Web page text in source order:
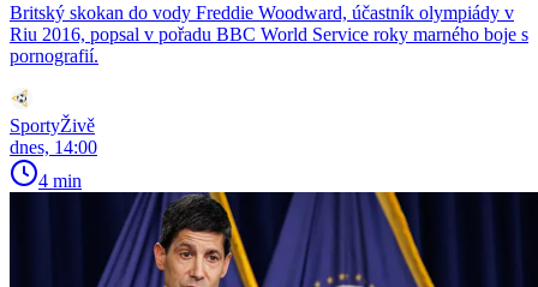
Britský skokan do vody Freddie Woodward, účastník olympiády v
Riu 2016, popsal v pořadu BBC World Service roky marného boje s
pornografií.
SportyŽivě
dnes, 14:00
4 min